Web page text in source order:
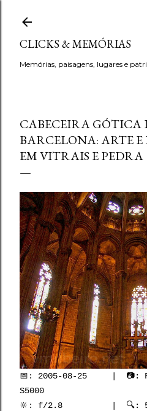
CLICKS & MEMÓRIAS
Memórias, paisagens, lugares e
CABECEIRA GÓTICA
BARCELONA: ARTE
EM VITRAIS E PEDRA
📅: 2005-08-25 | 📷:
S5000
🔆: f/2.8 | 🔍: 5.7